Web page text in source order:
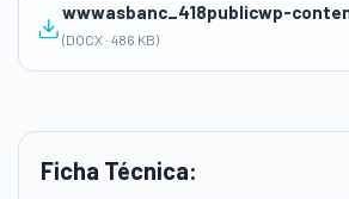
Ficha Técnica:
(DOCX · 486 KB)